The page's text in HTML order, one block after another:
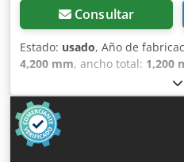
Consultar
Estado: usado, Año de
4,200 mm, ancho total: 1,200
Color: Negro Peso: 600 kg -
Documentación disponible:
Certificado CE: No - Número
máxima de corte horizontal
de corte [mm]: 3300 -